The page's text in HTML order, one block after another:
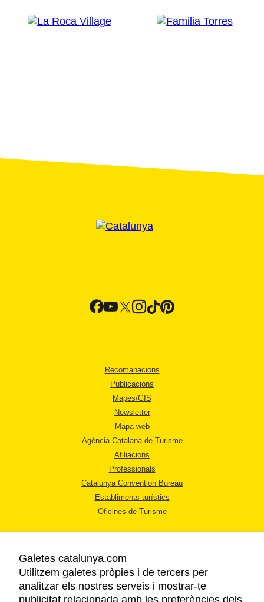
Recomanacions
Publicacions
Mapes/GIS
Newsletter
Mapa web
Agència Catalana de Turisme
Afiliacions
Professionals
Catalunya Convention Bureau
Establiments turístics
Oficines de Turisme
AVÍS LEGAL
Galetes catalunya.com
Utilitzem galetes pròpies i de tercers per
analitzar els nostres serveis i mostrar-te
publicitat relacionada amb les preferències dels